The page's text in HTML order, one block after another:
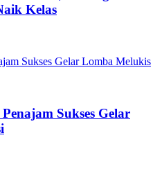
Kelas
Sukses Gelar